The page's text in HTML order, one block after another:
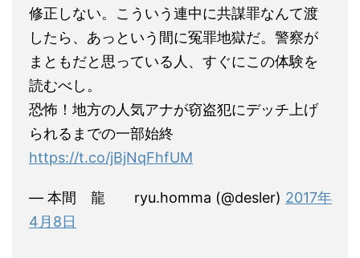
修正しない。こういう連中に共謀罪なんて渡
したら、あっという間に冤罪地獄だ。警察が
まともだと思っている人、すぐにこの体験を
読むべし。
恐怖！地方の人気アナが窃盗犯にデッチ上げ
られるまでの一部始終
https://t.co/jBjNqFhfUM
— 本間 龍 ryu.homma (@desler) 2017年
4月8日